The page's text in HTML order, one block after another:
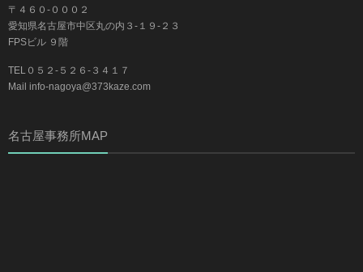
〒４６０-０００２
愛知県名古屋市中区丸の内３-１９-２３
FPSビル ９階
TEL０５２-５２６-３４１７
Mail info-nagoya@373kaze.com
名古屋事務所MAP